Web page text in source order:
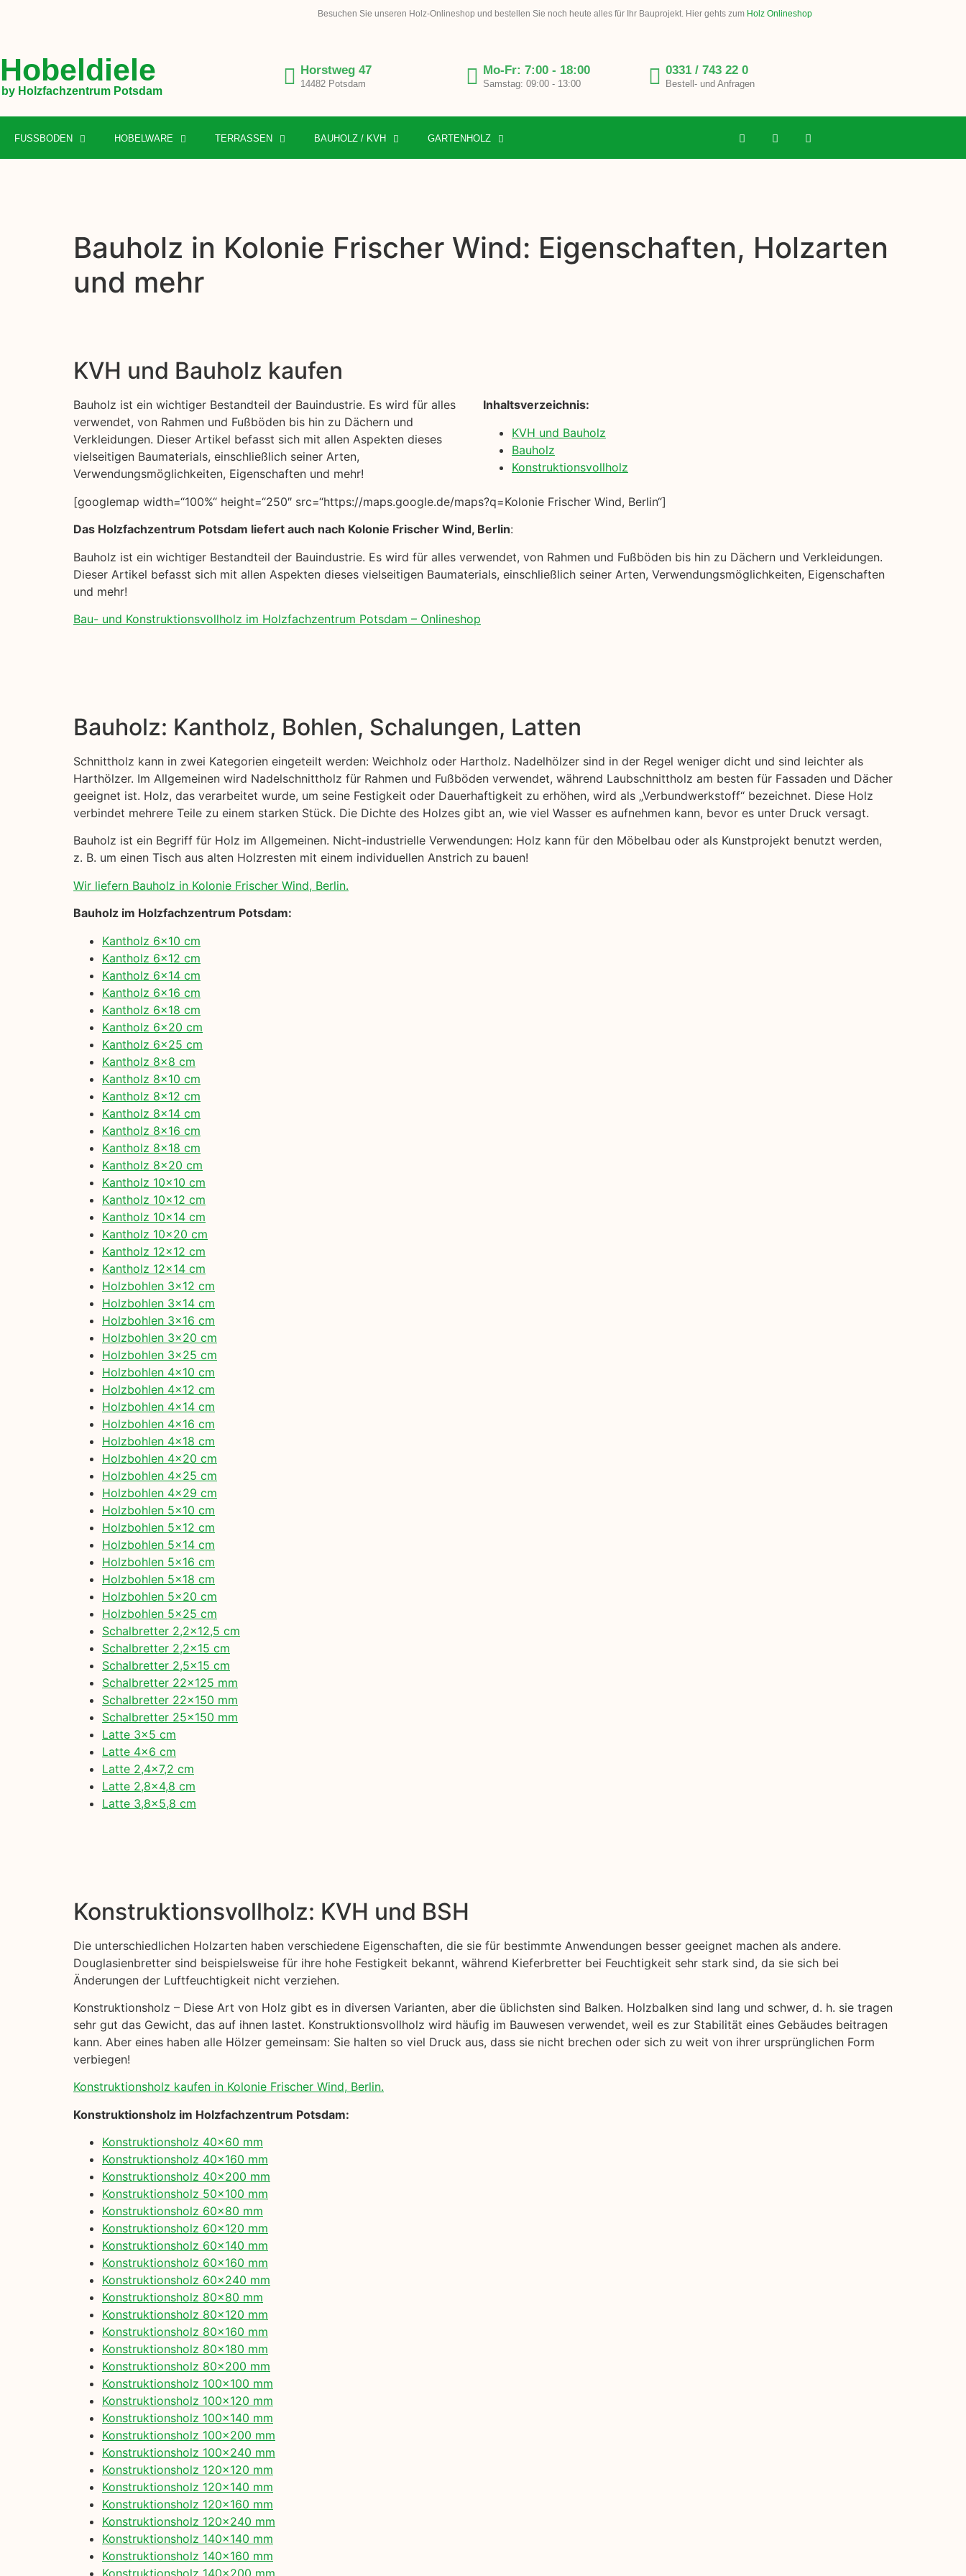
Besuchen Sie unseren Holz-Onlineshop und bestellen Sie noch heute alles für Ihr Bauprojekt. Hier gehts zum Holz Onlineshop
Hobeldiele
by Holzfachzentrum Potsdam
Horstweg 47
14482 Potsdam
Mo-Fr: 7:00 - 18:00
Samstag: 09:00 - 13:00
0331 / 743 22 0
Bestell- und Anfragen
FUSSBODEN HOBELWARE TERRASSEN BAUHOLZ / KVH GARTENHOLZ
Bauholz in Kolonie Frischer Wind: Eigenschaften, Holzarten
und mehr
KVH und Bauholz kaufen
Bauholz ist ein wichtiger Bestandteil der Bauindustrie. Es wird für alles
verwendet, von Rahmen und Fußböden bis hin zu Dächern und
Verkleidungen. Dieser Artikel befasst sich mit allen Aspekten dieses
vielseitigen Baumaterials, einschließlich seiner Arten,
Verwendungsmöglichkeiten, Eigenschaften und mehr!
Inhaltsverzeichnis:
KVH und Bauholz
Bauholz
Konstruktionsvollholz
[googlemap width=“100%“ height=“250″ src=“https://maps.google.de/maps?q=Kolonie Frischer Wind, Berlin“]
Das Holzfachzentrum Potsdam liefert auch nach Kolonie Frischer Wind, Berlin:
Bauholz ist ein wichtiger Bestandteil der Bauindustrie. Es wird für alles verwendet, von Rahmen und Fußböden bis hin zu Dächern und Verkleidungen.
Dieser Artikel befasst sich mit allen Aspekten dieses vielseitigen Baumaterials, einschließlich seiner Arten, Verwendungsmöglichkeiten, Eigenschaften
und mehr!
Bau- und Konstruktionsvollholz im Holzfachzentrum Potsdam – Onlineshop
Bauholz: Kantholz, Bohlen, Schalungen, Latten
Schnittholz kann in zwei Kategorien eingeteilt werden: Weichholz oder Hartholz. Nadelhölzer sind in der Regel weniger dicht und sind leichter als
Harthölzer. Im Allgemeinen wird Nadelschnittholz für Rahmen und Fußböden verwendet, während Laubschnittholz am besten für Fassaden und Dächer
geeignet ist. Holz, das verarbeitet wurde, um seine Festigkeit oder Dauerhaftigkeit zu erhöhen, wird als „Verbundwerkstoff“ bezeichnet. Diese Holz
verbindet mehrere Teile zu einem starken Stück. Die Dichte des Holzes gibt an, wie viel Wasser es aufnehmen kann, bevor es unter Druck versagt.
Bauholz ist ein Begriff für Holz im Allgemeinen. Nicht-industrielle Verwendungen: Holz kann für den Möbelbau oder als Kunstprojekt benutzt werden,
z. B. um einen Tisch aus alten Holzresten mit einem individuellen Anstrich zu bauen!
Wir liefern Bauholz in Kolonie Frischer Wind, Berlin.
Bauholz im Holzfachzentrum Potsdam:
Kantholz 6×10 cm
Kantholz 6×12 cm
Kantholz 6×14 cm
Kantholz 6×16 cm
Kantholz 6×18 cm
Kantholz 6×20 cm
Kantholz 6×25 cm
Kantholz 8×8 cm
Kantholz 8×10 cm
Kantholz 8×12 cm
Kantholz 8×14 cm
Kantholz 8×16 cm
Kantholz 8×18 cm
Kantholz 8×20 cm
Kantholz 10×10 cm
Kantholz 10×12 cm
Kantholz 10×14 cm
Kantholz 10×20 cm
Kantholz 12×12 cm
Kantholz 12×14 cm
Holzbohlen 3×12 cm
Holzbohlen 3×14 cm
Holzbohlen 3×16 cm
Holzbohlen 3×20 cm
Holzbohlen 3×25 cm
Holzbohlen 4×10 cm
Holzbohlen 4×12 cm
Holzbohlen 4×14 cm
Holzbohlen 4×16 cm
Holzbohlen 4×18 cm
Holzbohlen 4×20 cm
Holzbohlen 4×25 cm
Holzbohlen 4×29 cm
Holzbohlen 5×10 cm
Holzbohlen 5×12 cm
Holzbohlen 5×14 cm
Holzbohlen 5×16 cm
Holzbohlen 5×18 cm
Holzbohlen 5×20 cm
Holzbohlen 5×25 cm
Schalbretter 2,2×12,5 cm
Schalbretter 2,2×15 cm
Schalbretter 2,5×15 cm
Schalbretter 22×125 mm
Schalbretter 22×150 mm
Schalbretter 25×150 mm
Latte 3×5 cm
Latte 4×6 cm
Latte 2,4×7,2 cm
Latte 2,8×4,8 cm
Latte 3,8×5,8 cm
Konstruktionsvollholz: KVH und BSH
Die unterschiedlichen Holzarten haben verschiedene Eigenschaften, die sie für bestimmte Anwendungen besser geeignet machen als andere.
Douglasienbretter sind beispielsweise für ihre hohe Festigkeit bekannt, während Kieferbretter bei Feuchtigkeit sehr stark sind, da sie sich bei
Änderungen der Luftfeuchtigkeit nicht verziehen.
Konstruktionsholz – Diese Art von Holz gibt es in diversen Varianten, aber die üblichsten sind Balken. Holzbalken sind lang und schwer, d. h. sie tragen
sehr gut das Gewicht, das auf ihnen lastet. Konstruktionsvollholz wird häufig im Bauwesen verwendet, weil es zur Stabilität eines Gebäudes beitragen
kann. Aber eines haben alle Hölzer gemeinsam: Sie halten so viel Druck aus, dass sie nicht brechen oder sich zu weit von ihrer ursprünglichen Form
verbiegen!
Konstruktionsholz kaufen in Kolonie Frischer Wind, Berlin.
Konstruktionsholz im Holzfachzentrum Potsdam:
Konstruktionsholz 40×60 mm
Konstruktionsholz 40×160 mm
Konstruktionsholz 40×200 mm
Konstruktionsholz 50×100 mm
Konstruktionsholz 60×80 mm
Konstruktionsholz 60×120 mm
Konstruktionsholz 60×140 mm
Konstruktionsholz 60×160 mm
Konstruktionsholz 60×240 mm
Konstruktionsholz 80×80 mm
Konstruktionsholz 80×120 mm
Konstruktionsholz 80×160 mm
Konstruktionsholz 80×180 mm
Konstruktionsholz 80×200 mm
Konstruktionsholz 100×100 mm
Konstruktionsholz 100×120 mm
Konstruktionsholz 100×140 mm
Konstruktionsholz 100×200 mm
Konstruktionsholz 100×240 mm
Konstruktionsholz 120×120 mm
Konstruktionsholz 120×140 mm
Konstruktionsholz 120×160 mm
Konstruktionsholz 120×240 mm
Konstruktionsholz 140×140 mm
Konstruktionsholz 140×160 mm